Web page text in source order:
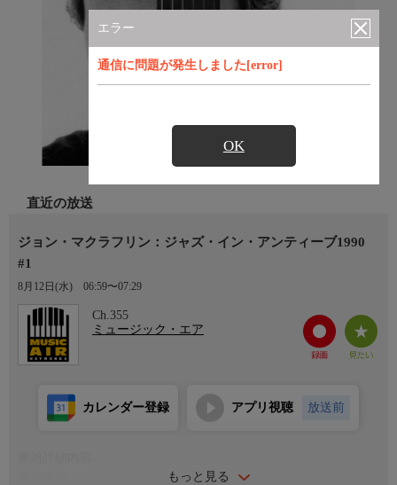
エラー
通信に問題が発生しました[error]
OK
直近の放送
ジョン・マクラフリン：ジャズ・イン・アンティーブ1990
#1
8月12日(水) 06:59〜07:29
Ch.355
ミュージック・エア
もっと見る
カレンダー登録 アプリ視聴 放送前